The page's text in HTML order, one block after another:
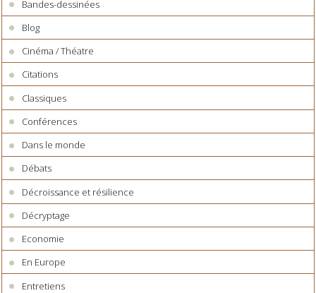
Bandes-dessinées
Blog
Cinéma / Théatre
Citations
Classiques
Conférences
Dans le monde
Débats
Décroissance et résilience
Décryptage
Economie
En Europe
Entretiens